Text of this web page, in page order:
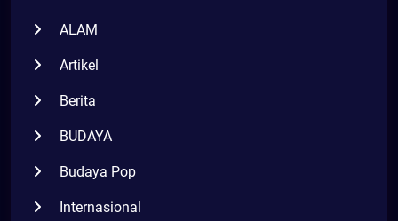
ALAM
Artikel
Berita
BUDAYA
Budaya Pop
Internasional